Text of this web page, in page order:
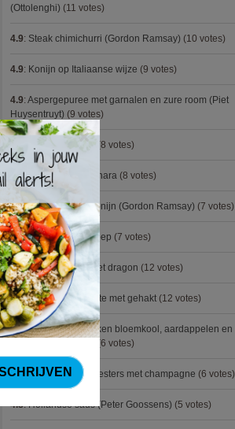
(Ottolenghi) (11 votes)
4.9: Steak chimichurri (Gordon Ramsay) (10 votes)
4.9: Konijn op Italiaanse wijze (9 votes)
4.9: Aspergepuree met garnalen en zure room (Piet
Huysentruyt) (9 votes)
(8 votes)
4.9:Courgette carbonara (8 votes)
4.9:Fricassee van konijn (Gordon Ramsay) (7 votes)
4.9:Aziatische preisoep (7 votes)
4.8:Gestoofde kip met dragon (12 votes)
4.8:Gevulde courgette met gehakt (12 votes)
4.8:Zalm met gebakken bloemkool, aardappelen en
(6 votes)
4.8:Gegratineerde oesters met champagne (6 votes)
4.8:Hollandse saus (Peter Goossens) (5 votes)
×